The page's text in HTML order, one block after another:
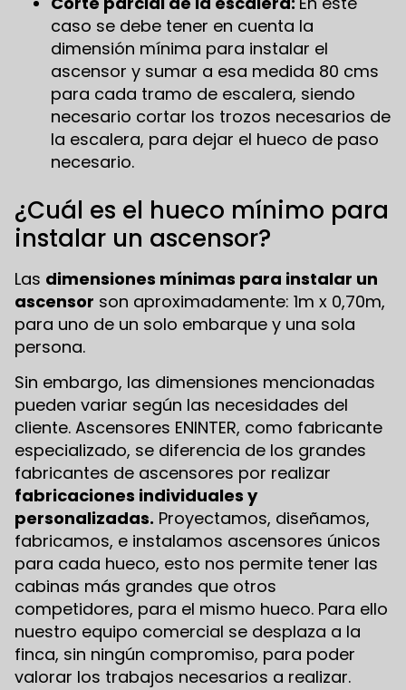
caso se debe tener en cuenta la
dimensión mínima para instalar el
ascensor y sumar a esa medida 80 cms
para cada tramo de escalera, siendo
necesario cortar los trozos necesarios de
la escalera, para dejar el hueco de paso
necesario.
¿Cuál es el hueco mínimo para
instalar un ascensor?
Las dimensiones mínimas para instalar un
ascensor son aproximadamente: 1m x 0,70m,
para uno de un solo embarque y una sola
persona.
Sin embargo, las dimensiones mencionadas
pueden variar según las necesidades del
cliente. Ascensores ENINTER, como fabricante
especializado, se diferencia de los grandes
fabricantes de ascensores por realizar
fabricaciones individuales y
personalizadas. Proyectamos, diseñamos,
fabricamos, e instalamos ascensores únicos
para cada hueco, esto nos permite tener las
cabinas más grandes que otros
competidores, para el mismo hueco. Para ello
nuestro equipo comercial se desplaza a la
finca, sin ningún compromiso, para poder
valorar los trabajos necesarios a realizar.